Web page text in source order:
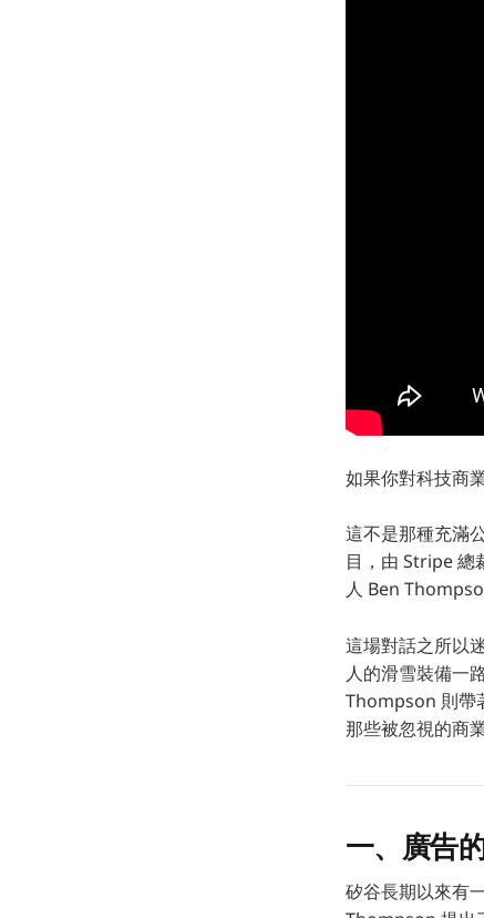
如果你對科技商
這不是那種充滿
目，由 Stripe
人 Ben
這場對話之所以
人的滑雪裝備一
Thompson 則帶
那些被忽視的商業
一、廣告
矽谷長期以來有